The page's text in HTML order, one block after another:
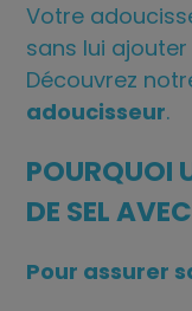
Votre
sans lui
Découvrez
adoucisseur.
POURQUOI
DE SEL
Pour assurer